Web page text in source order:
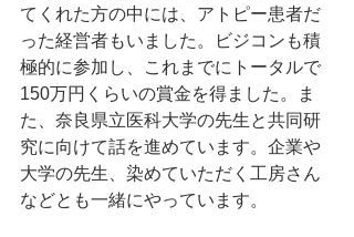
てくれた方の中には、アトピー患者だ
った経営者もいました。ビジコンも積
極的に参加し、これまでにトータルで
150万円くらいの賞金を得ました。ま
た、奈良県立医科大学の先生と共同研
究に向けて話を進めています。企業や
大学の先生、染めていただく工房さん
などとも一緒にやっています。